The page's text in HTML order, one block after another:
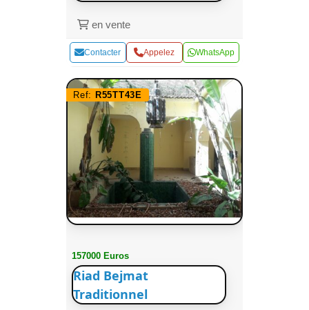
en vente
Contacter Appelez WhatsApp
Ref: R55TT43E
157000 Euros
Riad Bejmat
Traditionnel